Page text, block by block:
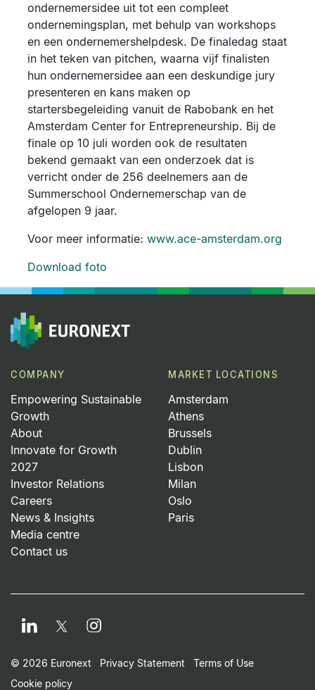
ondernemersidee uit tot een compleet
ondernemingsplan, met behulp van workshops
en een ondernemershelpdesk. De finaledag staat
in het teken van pitchen, waarna vijf finalisten
hun ondernemersidee aan een deskundige jury
presenteren en kans maken op
startersbegeleiding vanuit de Rabobank en het
Amsterdam Center for Entrepreneurship. Bij de
finale op 10 juli worden ook de resultaten
bekend gemaakt van een onderzoek dat is
verricht onder de 256 deelnemers aan de
Summerschool Ondernemerschap van de
afgelopen 9 jaar.
Voor meer informatie: www.ace-amsterdam.org
Download foto
COMPANY
Empowering Sustainable
Growth
About
Innovate for Growth
2027
Investor Relations
Careers
News & Insights
Media centre
Contact us
MARKET LOCATIONS
Amsterdam
Athens
Brussels
Dublin
Lisbon
Milan
Oslo
Paris
LinkedIn TwitterInstagram
Footer Small Print
© 2026 Euronext Privacy Statement
Terms of Use
Cookie policy